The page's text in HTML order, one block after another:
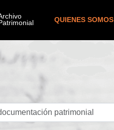
QUIENES SOMOS